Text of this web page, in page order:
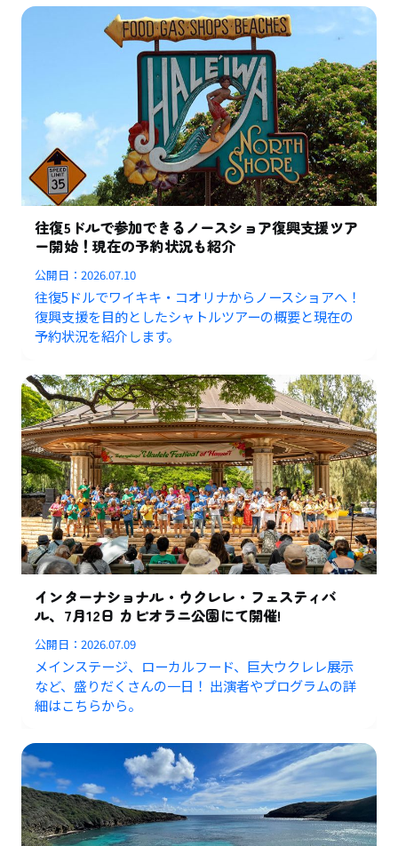
往復5ドルで参加できるノースショア復興支援ツア
ー開始！現在の予約状況も紹介
公開日：2026.07.10
往復5ドルでワイキキ・コオリナからノースショアへ！
復興支援を目的としたシャトルツアーの概要と現在の
予約状況を紹介します。
インターナショナル・ウクレレ・フェスティバ
ル、7月12日 カピオラニ公園にて開催!
公開日：2026.07.09
メインステージ、ローカルフード、巨大ウクレレ展示
など、盛りだくさんの一日！ 出演者やプログラムの詳
細はこちらから。